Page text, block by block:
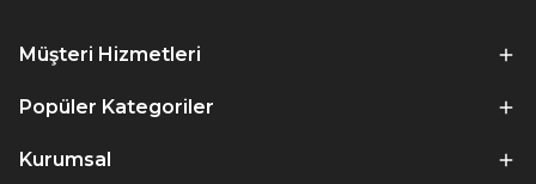
Müşteri Hizmetleri
Popüler Kategoriler
Kurumsal